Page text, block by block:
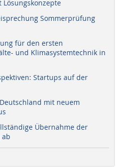
Lösungskonzepte
Sommerprüfung
für den ersten
und Klimasystemtechnik in
Startups auf der
mit neuem
Übernahme der
ab